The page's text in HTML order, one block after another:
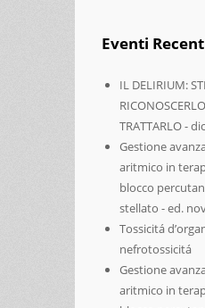
Eventi
IL DELIRIUM:
TRATTARLO -
Gestione
aritmico in
blocco
stellato - ed.
Tossicitá
nefrotossicitá
Gestione
aritmico in